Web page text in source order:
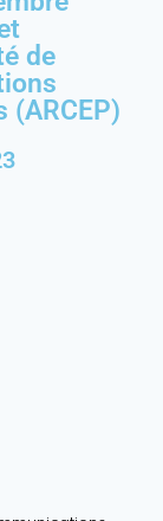
de
(ARCEP)